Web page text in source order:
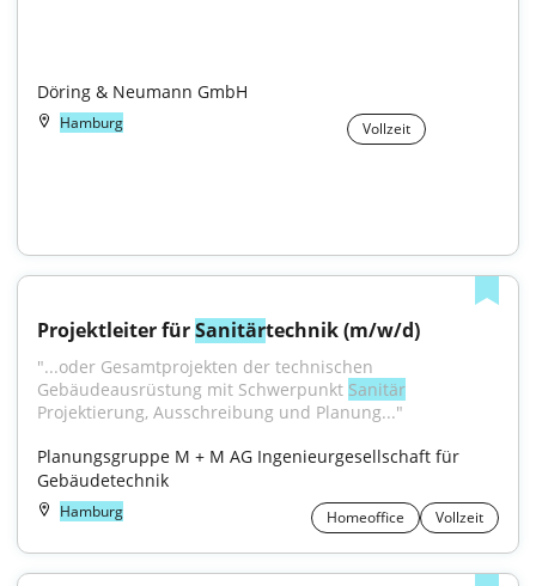
Döring & Neumann GmbH
Hamburg Vollzeit
Projektleiter für Sanitärtechnik (m/w/d)
"...oder Gesamtprojekten der technischen
Gebäudeausrüstung mit Schwerpunkt Sanitär
Projektierung, Ausschreibung und Planung..."
Planungsgruppe M + M AG Ingenieurgesellschaft für
Gebäudetechnik
Hamburg Homeoffice Vollzeit